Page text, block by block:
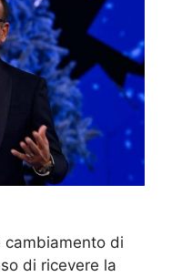
cambiamento di
di ricevere la